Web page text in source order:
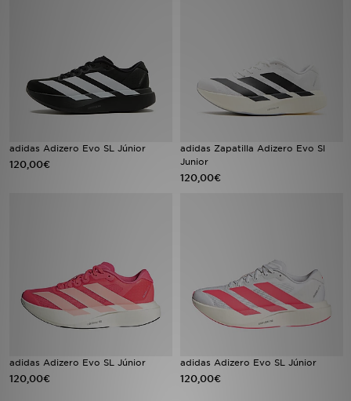
adidas Adizero Evo SL Júnior
120,00€
adidas Zapatilla Adizero Evo Sl
Junior
120,00€
adidas Adizero Evo SL Júnior
120,00€
adidas Adizero Evo SL Júnior
120,00€
JD Fútbol